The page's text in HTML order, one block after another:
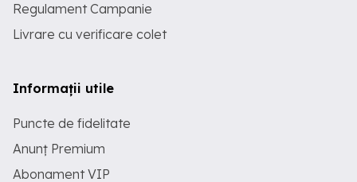
Regulament Campanie
Livrare cu verificare colet
Informații utile
Puncte de fidelitate
Anunț Premium
Abonament VIP